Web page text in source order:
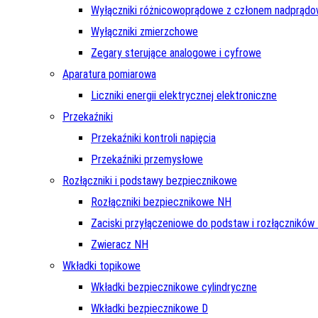
Wyłączniki różnicowoprądowe z członem
Wyłączniki zmierzchowe
Zegary sterujące analogowe i cyfrowe
Aparatura pomiarowa
Liczniki energii elektrycznej elektroniczne
Przekaźniki
Przekaźniki kontroli napięcia
Przekaźniki przemysłowe
Rozłączniki i podstawy bezpiecznikowe
Rozłączniki bezpiecznikowe NH
Zaciski przyłączeniowe do podstaw i rozłączników
Zwieracz NH
Wkładki topikowe
Wkładki bezpiecznikowe cylindryczne
Wkładki bezpiecznikowe D